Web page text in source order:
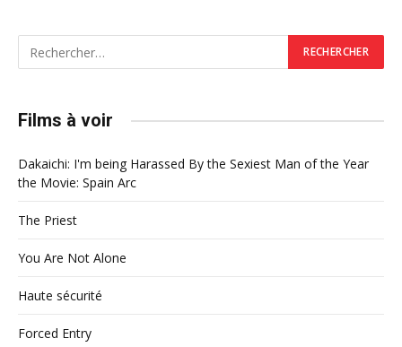
Films à voir
Dakaichi: I'm being Harassed By the Sexiest Man of the Year
the Movie: Spain Arc
The Priest
You Are Not Alone
Haute sécurité
Forced Entry